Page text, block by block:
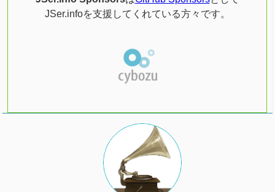
JSer.infoを支援してくれている方々です。